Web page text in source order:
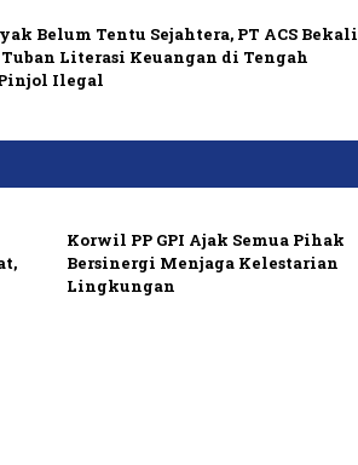
Belum Tentu Sejahtera, PT ACS Bekali
Tuban Literasi Keuangan di Tengah
Ilegal
Korwil PP GPI Ajak Semua Pihak
Bersinergi Menjaga Kelestarian
Lingkungan